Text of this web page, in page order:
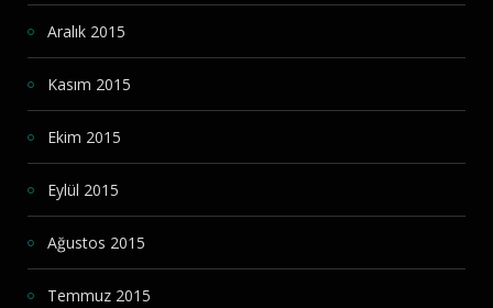
Aralık 2015
Kasım 2015
Ekim 2015
Eylül 2015
Ağustos 2015
Temmuz 2015